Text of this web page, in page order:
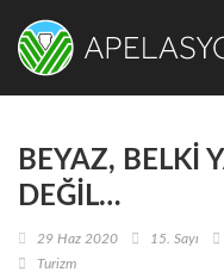
BEYAZ, BELKİ
DEĞİL…
29 Haz 2020 15. Sayı
Turizm